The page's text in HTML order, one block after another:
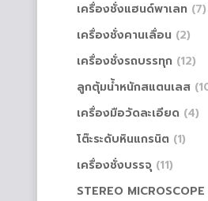
เครื่องชั่งแฮนด์พาเลท (7)
เครื่องชั่งคานเลื่อน (2)
เครื่องชั่งรถบรรทุก (12)
ลูกตุ้มน้ำหนักสแตนเลส
เครื่องมือวัดละเอียด (4)
โต๊ะระดับหินแกรนิต (1)
เครื่องชั่งบรรจุ (11)
STEREO MICROSCOPE